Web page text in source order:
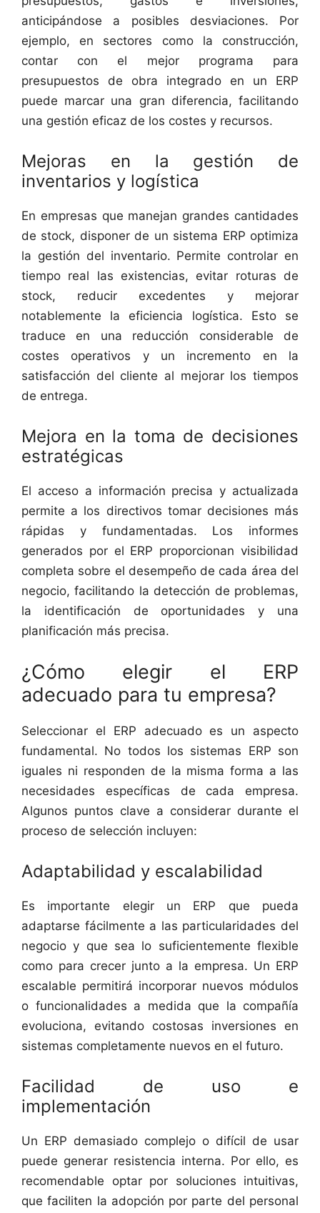
anticipándose a posibles desviaciones. Por
ejemplo, en sectores como la construcción,
contar con el mejor programa para
presupuestos de obra integrado en un ERP
puede marcar una gran diferencia, facilitando
una gestión eficaz de los costes y recursos.
Mejoras en la gestión de
inventarios y logística
En empresas que manejan grandes cantidades
de stock, disponer de un sistema ERP optimiza
la gestión del inventario. Permite controlar en
tiempo real las existencias, evitar roturas de
stock, reducir excedentes y mejorar
notablemente la eficiencia logística. Esto se
traduce en una reducción considerable de
costes operativos y un incremento en la
satisfacción del cliente al mejorar los tiempos
de entrega.
Mejora en la toma de decisiones
estratégicas
El acceso a información precisa y actualizada
permite a los directivos tomar decisiones más
rápidas y fundamentadas. Los informes
generados por el ERP proporcionan visibilidad
completa sobre el desempeño de cada área del
negocio, facilitando la detección de problemas,
la identificación de oportunidades y una
planificación más precisa.
¿Cómo elegir el ERP
adecuado para tu empresa?
Seleccionar el ERP adecuado es un aspecto
fundamental. No todos los sistemas ERP son
iguales ni responden de la misma forma a las
necesidades específicas de cada empresa.
Algunos puntos clave a considerar durante el
proceso de selección incluyen:
Adaptabilidad y escalabilidad
Es importante elegir un ERP que pueda
adaptarse fácilmente a las particularidades del
negocio y que sea lo suficientemente flexible
como para crecer junto a la empresa. Un ERP
escalable permitirá incorporar nuevos módulos
o funcionalidades a medida que la compañía
evoluciona, evitando costosas inversiones en
sistemas completamente nuevos en el futuro.
Facilidad de uso e
implementación
Un ERP demasiado complejo o difícil de usar
puede generar resistencia interna. Por ello, es
recomendable optar por soluciones intuitivas,
que faciliten la adopción por parte del personal